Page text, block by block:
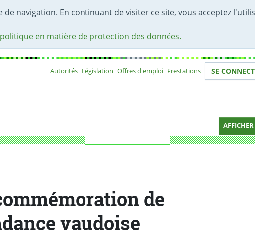
navigation. En continuant de visiter ce site, vous acceptez
en matière de protection des données.
Autorités Législation Offres d'emploi Prestations Votre
SE
AFFICHER
de
vaudoise